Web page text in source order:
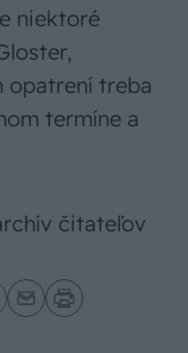
niektoré
opatrení treba
termíne a
čitateľov